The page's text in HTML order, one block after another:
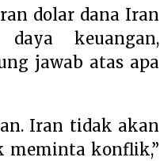
dolar dana Iran
keuangan,
jawab atas apa
Iran tidak akan
meminta konflik,”